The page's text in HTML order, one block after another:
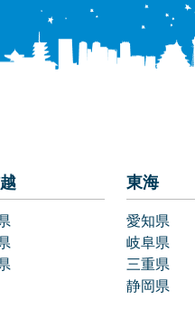
東海
愛知県
岐阜県
三重県
静岡県